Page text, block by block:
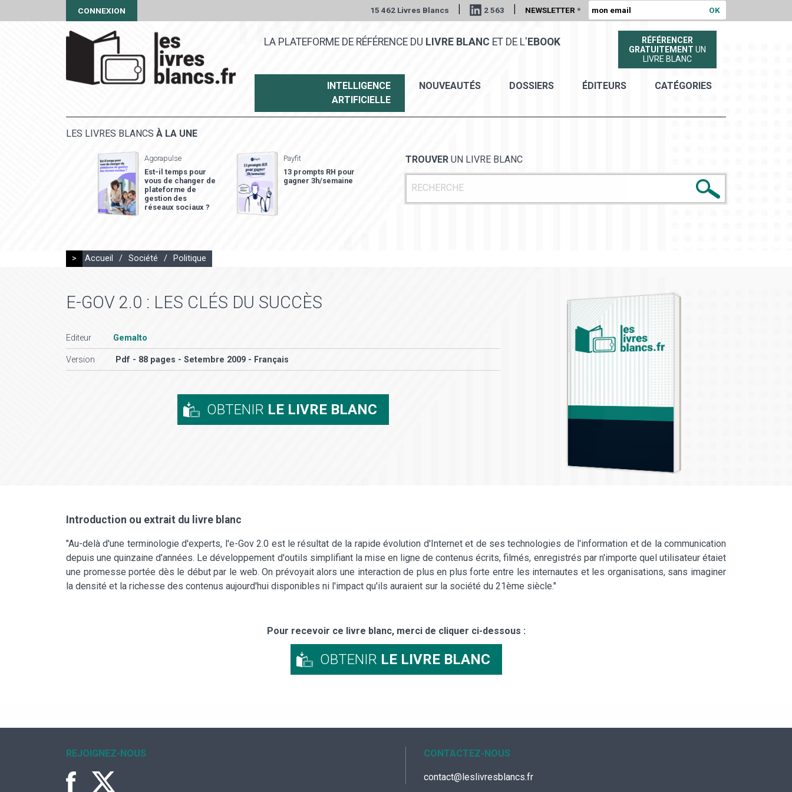
CONNEXION 15 462 Livres Blancs | 2 563 | NEWSLETTER *
LA PLATEFORME DE RÉFÉRENCE DU LIVRE BLANC ET DE L' EBOOK
RÉFÉRENCER
GRATUITEMENT UN
LIVRE BLANC
INTELLIGENCE
ARTIFICIELLE
NOUVEAUTÉS DOSSIERS ÉDITEURS CATÉGORIES
LES LIVRES BLANCS À LA UNE
Agorapulse
Est-il temps pour
vous de changer de
plateforme de
gestion des
réseaux sociaux ?
Payfit
13 prompts RH pour
gagner 3h/semaine
TROUVER UN LIVRE BLANC
> Accueil / Société / Politique
E-GOV 2.0 : LES CLÉS DU SUCCÈS
Editeur Gemalto
Version Pdf - 88 pages - Setembre 2009 - Français
OBTENIR LE LIVRE BLANC
Introduction ou extrait du livre blanc
"Au-delà d'une terminologie d'experts, l'e-Gov 2.0 est le résultat de la rapide évolution d'Internet et de ses technologies de l'information et de la communication
depuis une quinzaine d'années. Le développement d'outils simplifiant la mise en ligne de contenus écrits, filmés, enregistrés par n'importe quel utilisateur étaiet
une promesse portée dès le début par le web. On prévoyait alors une interaction de plus en plus forte entre les internautes et les organisations, sans imaginer
la densité et la richesse des contenus aujourd'hui disponibles ni l'impact qu'ils auraient sur la société du 21ème siècle."
Pour recevoir ce livre blanc, merci de cliquer ci-dessous :
OBTENIR LE LIVRE BLANC
REJOIGNEZ-NOUS CONTACTEZ-NOUS
contact@leslivresblancs.fr